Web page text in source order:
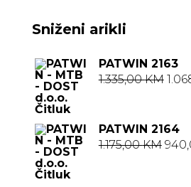
Sniženi arikli
PATWIN 2163
1.335,00KM
je:
PATWIN 2164
1.175,00KM